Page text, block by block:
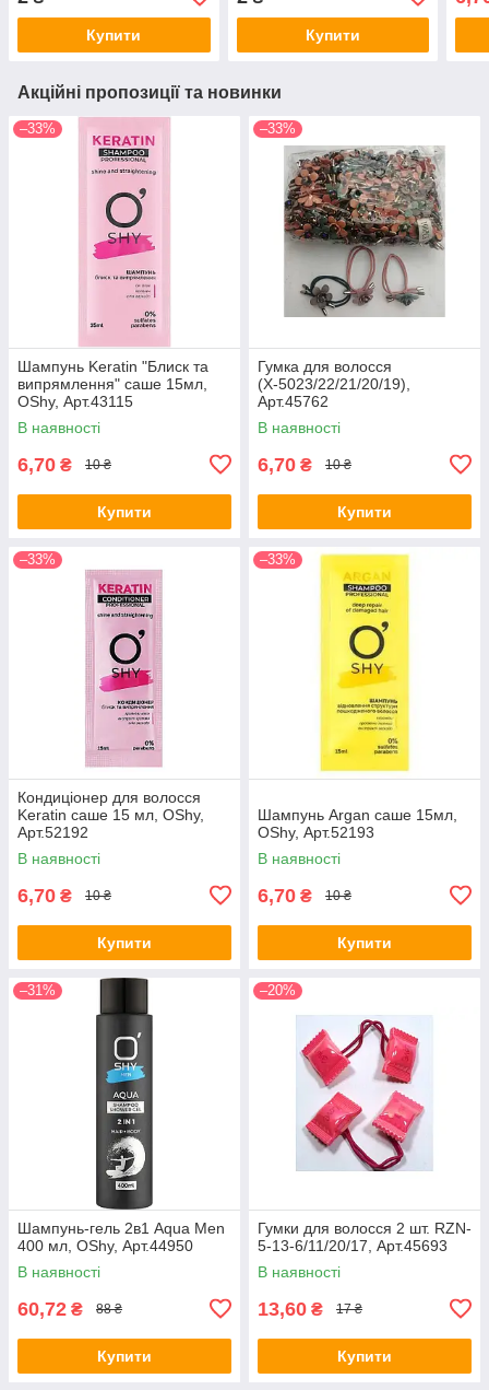
Купити Купити
Акційні пропозиції та новинки
–33%
Шампунь Keratin "Блиск та
випрямлення" саше 15мл,
OShy, Арт.43115
В наявності
6,70 ₴ 10 ₴
Купити
–33%
Гумка для волосся
(Х-5023/22/21/20/19),
Арт.45762
В наявності
6,70 ₴ 10 ₴
Купити
–33%
Кондиціонер для волосся
Keratin саше 15 мл, OShy,
Арт.52192
В наявності
6,70 ₴ 10 ₴
Купити
–33%
Шампунь Argan саше 15мл,
OShy, Арт.52193
В наявності
6,70 ₴ 10 ₴
Купити
–31%
Шампунь-гель 2в1 Aqua Men
400 мл, OShy, Арт.44950
В наявності
60,72 ₴ 88 ₴
Купити
–20%
Гумки для волосся 2 шт. RZN-
5-13-6/11/20/17, Арт.45693
В наявності
13,60 ₴ 17 ₴
Купити